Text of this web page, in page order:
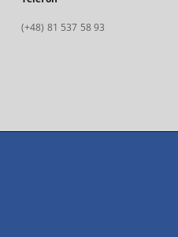
(+48) 81 537 58 93